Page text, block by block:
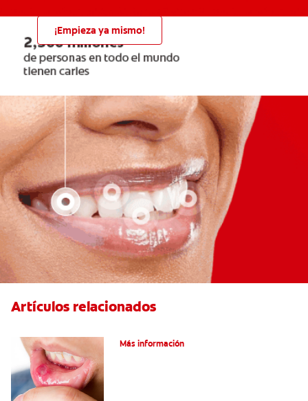
¡Empieza ya mismo!
Artículos relacionados
Más información